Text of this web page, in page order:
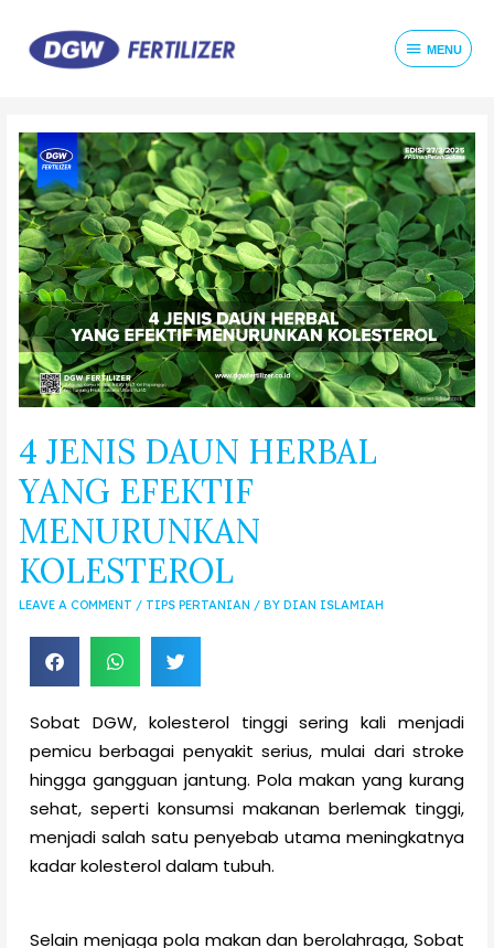
MENU
4 JENIS DAUN HERBAL
YANG EFEKTIF
MENURUNKAN
KOLESTEROL
LEAVE A COMMENT / TIPS PERTANIAN / BY DIAN ISLAMIAH
Sobat DGW, kolesterol tinggi sering kali menjadi
pemicu berbagai penyakit serius, mulai dari stroke
hingga gangguan jantung. Pola makan yang kurang
sehat, seperti konsumsi makanan berlemak tinggi,
menjadi salah satu penyebab utama meningkatnya
kadar kolesterol dalam tubuh.
Selain menjaga pola makan dan berolahraga, Sobat